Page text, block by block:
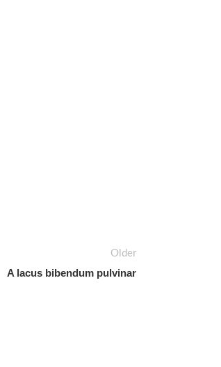
Older
A lacus bibendum pulvinar